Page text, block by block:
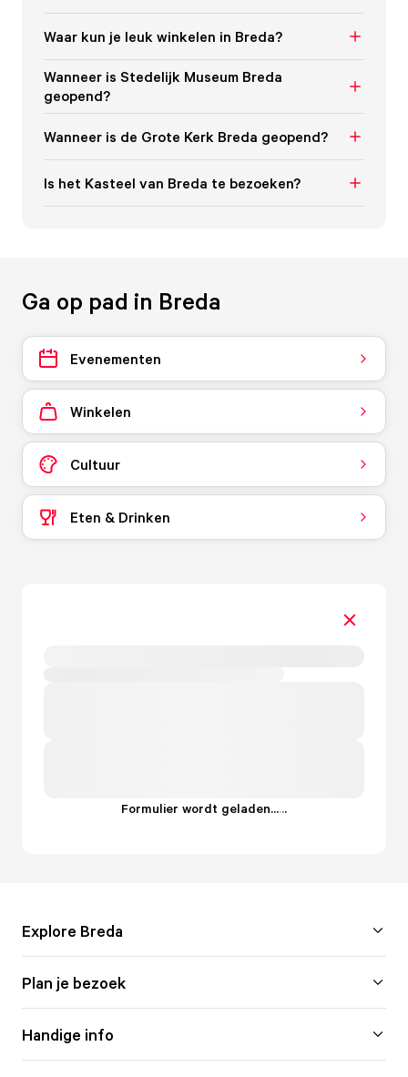
Waar kun je leuk winkelen in Breda?
Wanneer is Stedelijk Museum Breda
geopend?
Wanneer is de Grote Kerk Breda geopend?
Is het Kasteel van Breda te bezoeken?
Ga op pad in Breda
Evenementen
Winkelen
Cultuur
Eten & Drinken
Formulier wordt geladen......
Explore Breda
Plan je bezoek
Handige info